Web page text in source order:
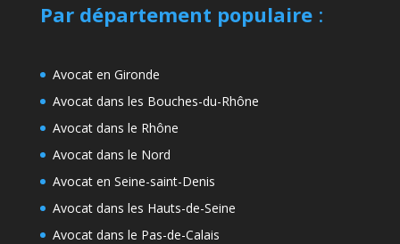
Par département populaire:
Avocat en Gironde
Avocat dans les Bouches-du-Rhône
Avocat dans le Rhône
Avocat dans le Nord
Avocat en Seine-saint-Denis
Avocat dans les Hauts-de-Seine
Avocat dans le Pas-de-Calais